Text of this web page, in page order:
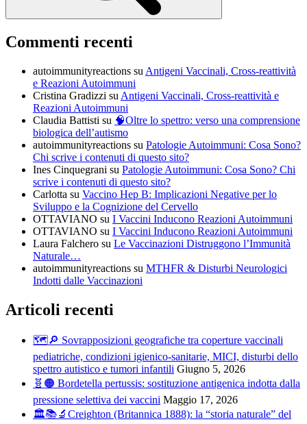
Commenti recenti
autoimmunityreactions su Antigeni Vaccinali, Cross-reattività
e Reazioni Autoimmuni
Cristina Gradizzi su Antigeni Vaccinali, Cross-reattività e
Reazioni Autoimmuni
Claudia Battisti su 🧠Oltre lo spettro: verso una comprensione
biologica dell’autismo
autoimmunityreactions su Patologie Autoimmuni: Cosa Sono?
Chi scrive i contenuti di questo sito?
Ines Cinquegrani su Patologie Autoimmuni: Cosa Sono? Chi
scrive i contenuti di questo sito?
Carlotta su Vaccino Hep B: Implicazioni Negative per lo
Sviluppo e la Cognizione del Cervello
OTTAVIANO su I Vaccini Inducono Reazioni Autoimmuni
OTTAVIANO su I Vaccini Inducono Reazioni Autoimmuni
Laura Falchero su Le Vaccinazioni Distruggono l’Immunità
Naturale…
autoimmunityreactions su MTHFR & Disturbi Neurologici
Indotti dalle Vaccinazioni
Articoli recenti
🗺️🔎 Sovrapposizioni geografiche tra coperture vaccinali
pediatriche, condizioni igienico-sanitarie, MICI, disturbi dello
spettro autistico e tumori infantili Giugno 5, 2026
🧬🟠 Bordetella pertussis: sostituzione antigenica indotta dalla
pressione selettiva dei vaccini Maggio 17, 2026
🏛️📚🔬Creighton (Britannica 1888): la “storia naturale” del